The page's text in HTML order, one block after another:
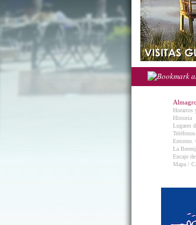
Almagro
Horarios
Historia
Lugares
Entorno.
La
Encaje
Mapa /